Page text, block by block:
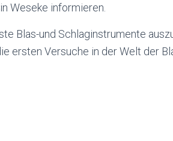
Weseke informieren.
Blas-und Schlaginstrumente
ersten Versuche in der Welt der